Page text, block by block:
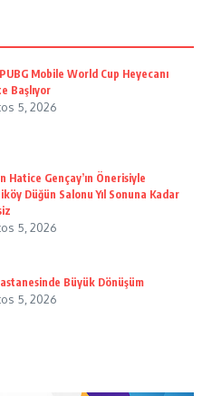
Mobile World Cup Heyecanı
Başlıyor
5, 2026
Hatice Gençay’ın Önerisiyle
Düğün Salonu Yıl Sonuna Kadar
5, 2026
Büyük Dönüşüm
5, 2026